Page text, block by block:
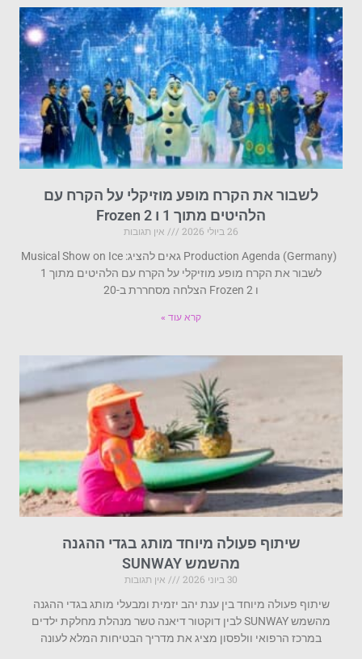
לשבור את הקרח מופע מוזיקלי על הקרח עם
הלהיטים מתוך 1 ו Frozen 2
26 ביולי 2026
אין תגובות
Production Agenda (Germany) גאים להציג: Musical Show on Ice
לשבור את הקרח מופע מוזיקלי על הקרח עם הלהיטים מתוך 1
ו Frozen 2 הצלחה מסחררת ב-20
קרא עוד »
שיתוף פעולה מיוחד מותג בגדי ההגנה
מהשמש SUNWAY
30 ביוני 2026
אין תגובות
שיתוף פעולה מיוחד בין ענת יהב יזמית ומבעלי מותג בגדי ההגנה
מהשמש SUNWAY לבין דוקטור דיאנה טשר מנהלת מחלקת ילדים
במרכז הרפואי וולפסון מציג את מדריך הבטיחות המלא לעונה